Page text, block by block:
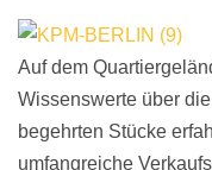
Auf dem
Wissenswerte über
begehrten Stücke
umfangreiche